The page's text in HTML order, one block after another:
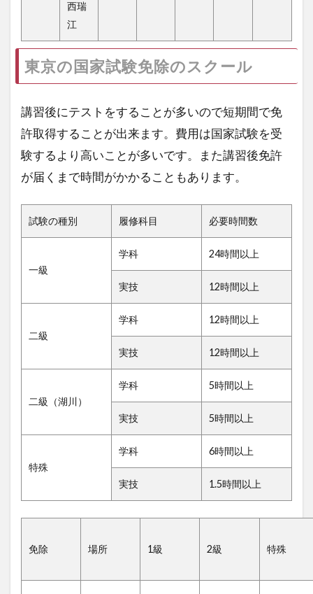
西瑞
江
東京の国家試験免除のスクール
講習後にテストをすることが多いので短期間で免
許取得することが出来ます。費用は国家試験を受
験するより高いことが多いです。また講習後免許
が届くまで時間がかかることもあります。
試験の種別 履修科目 必要時間数
一級
学科 24時間以上
実技 12時間以上
二級
学科 12時間以上
実技 12時間以上
二級（湖川）
学科 5時間以上
実技 5時間以上
特殊
学科 6時間以上
実技 1.5時間以上
免除 場所 1級 2級 特殊